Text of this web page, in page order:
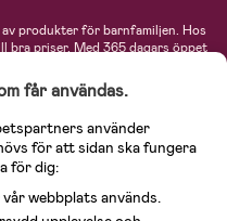
produkter för barnfamiljen. Hos
bra priser.Med 365 dagars öppet
bilstolar, kläder för barn och
inredning, leksaker,
produkter från välkända
Jogger, BabyBjörn, Didriksons,
Cybex, LEGO och många fler.
barn- och babybutik på nätet!
får användas.
använder
för att sidan ska fungera
för dig:
webbplats används.